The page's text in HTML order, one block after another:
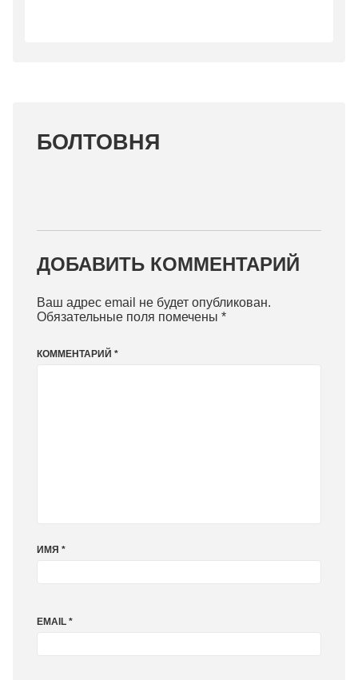
БОЛТОВНЯ
ДОБАВИТЬ КОММЕНТАРИЙ
Ваш адрес email не будет опубликован.
Обязательные поля помечены *
КОММЕНТАРИЙ *
ИМЯ *
EMAIL *